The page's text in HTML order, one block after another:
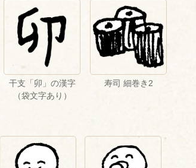
干支「卯」の漢字
（袋文字あり）
寿司 細巻き2